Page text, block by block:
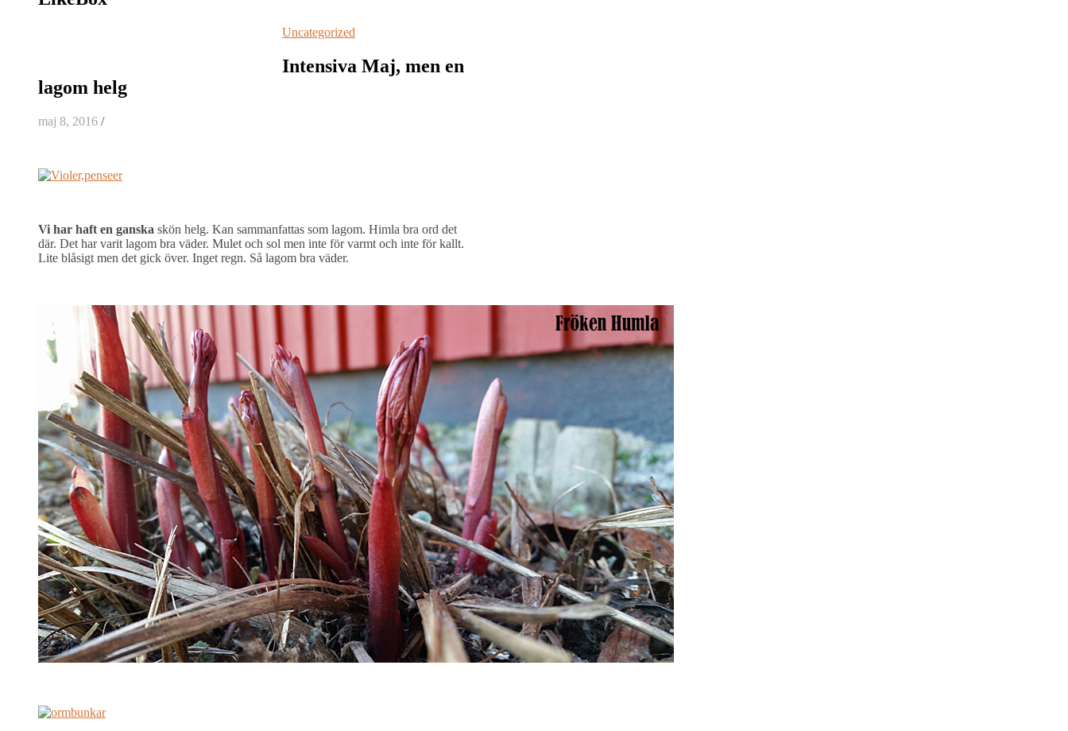
Uncategorized
Intensiva Maj, men en
lagom helg
maj 8, 2016 /
Vi har haft en ganska skön helg. Kan sammanfattas som lagom. Himla bra ord det
där. Det har varit lagom bra väder. Mulet och sol men inte för varmt och inte för kallt.
Lite blåsigt men det gick över. Inget regn. Så lagom bra väder.